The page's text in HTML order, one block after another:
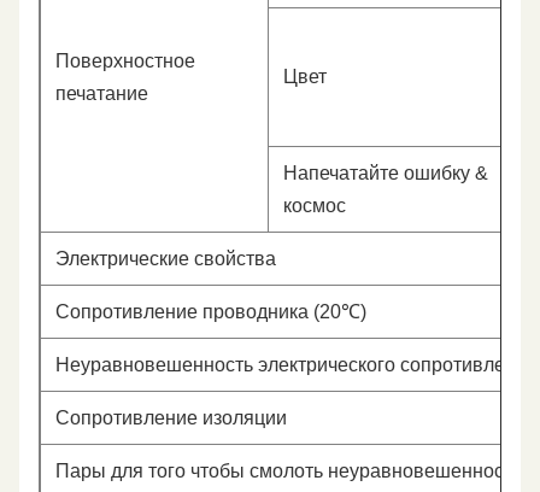
Поверхностное
печатание
Цвет
Напечатайте ошибку &
космос
Электрические свойства
Сопротивление проводника (20℃)
Неуравновешенность электрического
Сопротивление изоляции
Пары для того чтобы смолоть неуравновешенность